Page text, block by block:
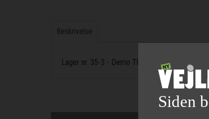
Beskrivelse
Lager nr. 35-3 - Demo Thule Recidence sider
Siden